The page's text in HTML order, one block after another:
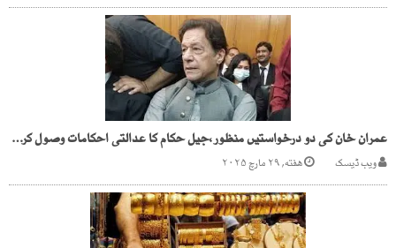
عمران خان کی دو درخواستیں منظور،جیل حکام کا عدالتی احکامات وصول کرنے سے انکار
ویب ڈیسک هفته, ۲۹ مارچ ۲۰۲۵